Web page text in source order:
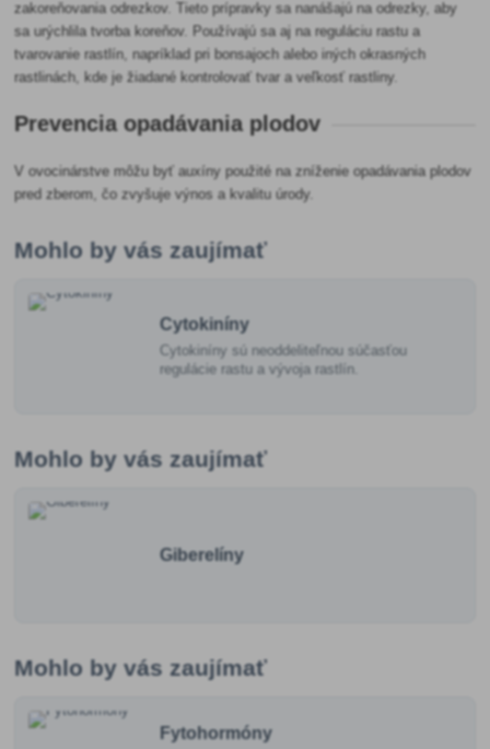
zakoreňovania odrezkov. Tieto prípravky sa nanášajú na odrezky, aby
sa urýchlila tvorba koreňov. Používajú sa aj na reguláciu rastu a
tvarovanie rastlín, napríklad pri bonsajoch alebo iných okrasných
rastlinách, kde je žiadané kontrolovať tvar a veľkosť rastliny.
Prevencia opadávania plodov
V ovocinárstve môžu byť auxíny použité na zníženie opadávania plodov
pred zberom, čo zvyšuje výnos a kvalitu úrody.
Mohlo by vás zaujímať
Cytokiníny
Cytokiníny sú neoddeliteľnou súčasťou
regulácie rastu a vývoja rastlín.
Mohlo by vás zaujímať
Giberelíny
Mohlo by vás zaujímať
Fytohormóny